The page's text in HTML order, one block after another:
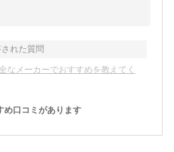
された質問
なメーカーでおすすめを教えてく
め口コミがあります